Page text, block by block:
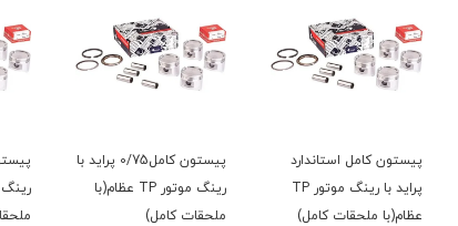
پیستون کامل استاندارد
پراید با رینگ موتور TP
عظام(با ملحقات کامل)
پیستون کامل0/75 پراید با
رینگ موتور TP عظام(با
ملحقات کامل)